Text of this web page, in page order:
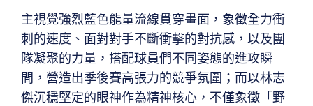
主視覺強烈藍色能量流線貫穿畫面，象徵全力衝
刺的速度、面對對手不斷衝擊的對抗感，以及團
隊凝聚的力量，搭配球員們不同姿態的進攻瞬
間，營造出季後賽高張力的競爭氛圍；而以林志
傑沉穩堅定的眼神作為精神核心，不僅象徵「野